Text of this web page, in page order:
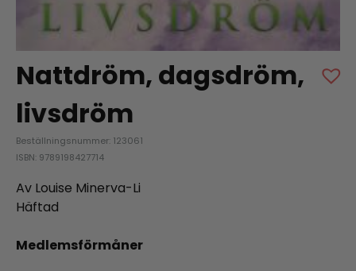
Nattdröm, dagsdröm,
livsdröm
Beställningsnummer: 123061
ISBN: 9789198427714
Av Louise Minerva-Li
Häftad
Medlemsförmåner